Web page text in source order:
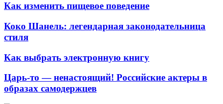
Как изменить пищевое поведение
Коко Шанель: легендарная законодательница
стиля
Как выбрать электронную книгу
Царь-то — ненастоящий! Российские актеры в
образах самодержцев